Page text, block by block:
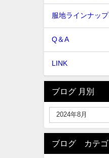
服地ラインナップ
Q＆A
LINK
ブログ 月別
ブログ カテゴ